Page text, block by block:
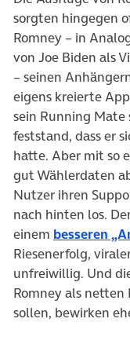
sorgten hingegen
Romney – in
von Joe Biden als
– seinen
eigens kreierte
sein Running Mate
feststand, dass er
hatte. Aber mit so
gut Wählerdaten
Nutzer ihren
nach hinten los.
einem besseren
Riesenerfolg,
unfreiwillig. Und
Romney als
sollen, bewirken